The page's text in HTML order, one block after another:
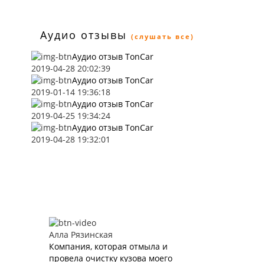
Аудио отзывы (слушать все)
Аудио отзыв TonCar
2019-04-28 20:02:39
Аудио отзыв TonCar
2019-01-14 19:36:18
Аудио отзыв TonCar
2019-04-25 19:34:24
Аудио отзыв TonCar
2019-04-28 19:32:01
Алла Рязинская
Компания, которая отмыла и
провела очистку кузова моего